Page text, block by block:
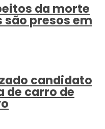
da morte
são presos em
candidato
de carro de